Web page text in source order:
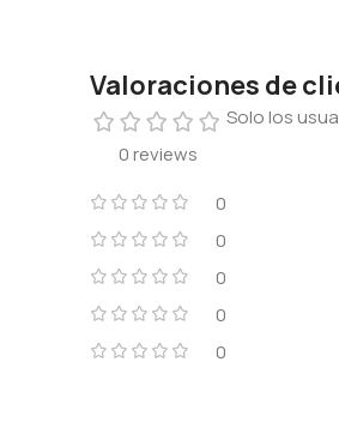
Valoraciones de
0 reviews
0
0
0
0
0
Solo los